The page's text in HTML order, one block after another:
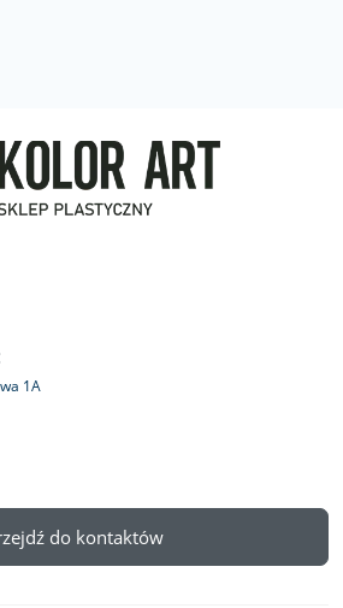
1A
do kontaktów